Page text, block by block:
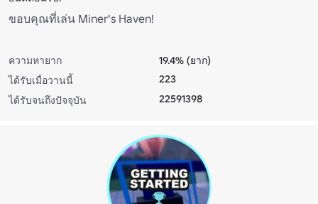
ขอบคุณที่เล่น Miner's Haven!
ความหายาก
19.4% (ยาก)
ได้รับเมื่อวานนี้
223
ได้รับจนถึงปัจจุบัน
22591398